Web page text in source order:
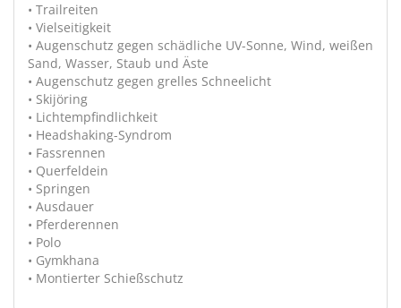
• Trailreiten
• Vielseitigkeit
• Augenschutz gegen schädliche UV-Sonne, Wind, weißen
Sand, Wasser, Staub und Äste
• Augenschutz gegen grelles Schneelicht
• Skijöring
• Lichtempfindlichkeit
• Headshaking-Syndrom
• Fassrennen
• Querfeldein
• Springen
• Ausdauer
• Pferderennen
• Polo
• Gymkhana
• Montierter Schießschutz